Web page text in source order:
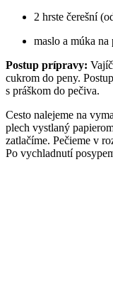
2 hrste čerešní
maslo a múka na
Postup prípravy:
cukrom do peny.
s práškom do pečiva.
Cesto nalejeme na
plech vystlaný
zatlačíme. Pečieme v
Po vychladnutí